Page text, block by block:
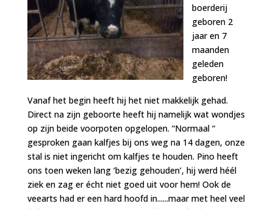
boerderij
geboren 2
jaar en 7
maanden
geleden
geboren!
Vanaf het begin heeft hij het niet makkelijk gehad.
Direct na zijn geboorte heeft hij namelijk wat wondjes
op zijn beide voorpoten opgelopen. “Normaal “
gesproken gaan kalfjes bij ons weg na 14 dagen, onze
stal is niet ingericht om kalfjes te houden. Pino heeft
ons toen weken lang ‘bezig gehouden’, hij werd héél
ziek en zag er écht niet goed uit voor hem! Ook de
veearts had er een hard hoofdin......maar met heel veel